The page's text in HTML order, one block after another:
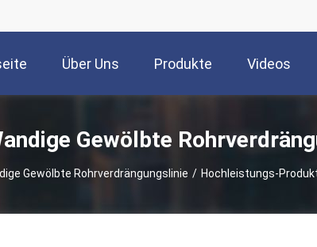
Über Uns Produkte Videos
Gewölbte
Gewölbte Rohrverdrängungslinie / Hochleistungs-